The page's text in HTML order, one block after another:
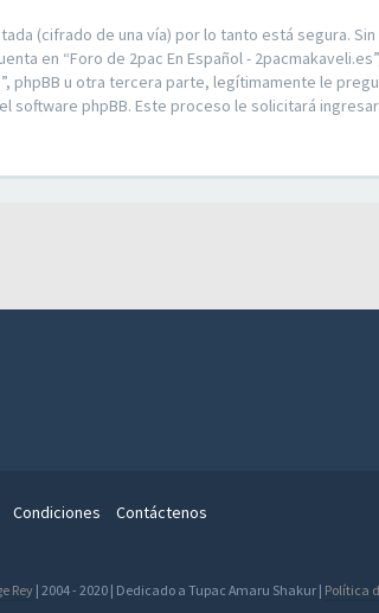
(cifrado de una vía) por lo tanto está segura.
en “Foro de 2pac En Español -
phpBB u otra tercera parte, legítimamente le
software phpBB. Este proceso le solicitará
Condiciones Contáctenos
Rey | 2004 - 2020 | Dedicado a Tupac Amaru Shakur | Política